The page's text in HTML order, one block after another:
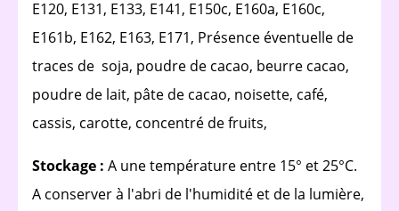
E120, E131, E133, E141, E150c, E160a, E160c,
E161b, E162, E163, E171, Présence éventuelle de
traces de soja, poudre de cacao, beurre cacao,
poudre de lait, pâte de cacao, noisette, café,
cassis, carotte, concentré de fruits,
Stockage : A une température entre 15° et 25°C.
A conserver à l'abri de l'humidité et de la lumière,